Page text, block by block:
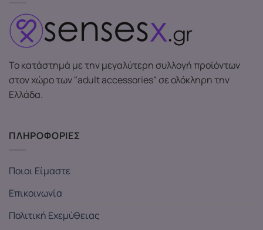
Το κατάστημά με την μεγαλύτερη συλλογή προϊόντων
στον χώρο των "adult accessories" σε ολόκληρη την
Ελλάδα.
ΠΛΗΡΟΦΟΡΙΕΣ
Ποιοι Είμαστε
Επικοινωνία
Πολιτική Εχεμύθειας